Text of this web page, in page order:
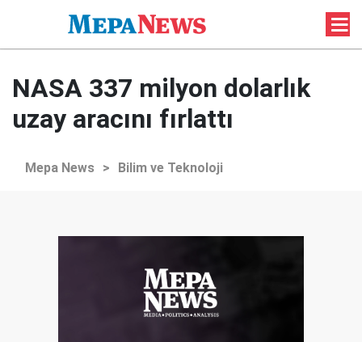
NASA 337 milyon dolarlık
uzay aracını fırlattı
Mepa News > Bilim ve Teknoloji